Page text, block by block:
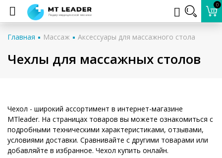
0
Главная Массаж Аксессуары для массажного стола
Чехлы для массажных столов
Чехол - широкий ассортимент в интернет-магазине
MTleader. На страницах товаров вы можете ознакомиться с
подробными техническими характеристиками, отзывами,
условиями доставки. Сравнивайте с другими товарами или
добавляйте в избранное. Чехол купить онлайн.